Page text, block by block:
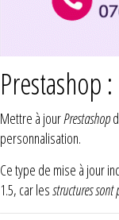
Prestashop
Mettre à jourPrestashop
personnalisation.
Ce type de mise à jour
1.5, car lesstructures sont